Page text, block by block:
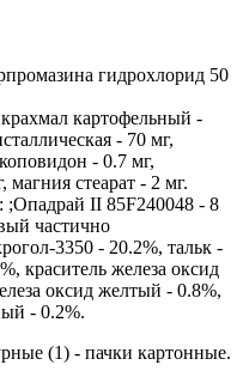
гидрохлорид 50
картофельный -
- 70 мг,
- 0.7 мг,
магния стеарат - 2 мг.
;Опадрай II 85F240048 - 8
частично
3350 - 20.2%, тальк -
краситель железа оксид
оксид желтый - 0.8%,
- 0.2%.
(1) - пачки картонные.